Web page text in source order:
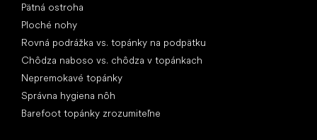
Pätná ostroha
Ploché nohy
Rovná podrážka vs. topánky na podpätku
Chôdza naboso vs. chôdza v topánkach
Nepremokavé topánky
Správna hygiena nôh
Barefoot topánky zrozumiteľne